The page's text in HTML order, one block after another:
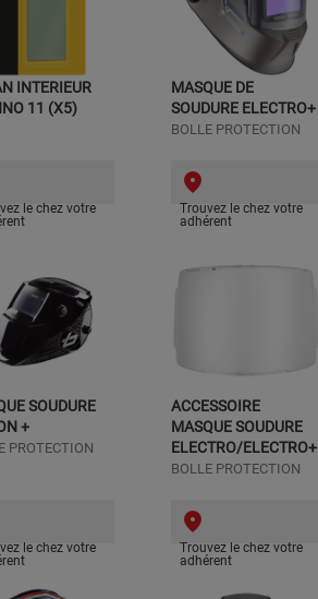
INTERIEUR
11 (X5)
le chez votre
MASQUE DE
SOUDURE ELECTRO+
BOLLE PROTECTION
Trouvez le chez votre
adhérent
SOUDURE
+
PROTECTION
le chez votre
ACCESSOIRE
MASQUE SOUDURE
ELECTRO/ELECTRO+
BOLLE PROTECTION
Trouvez le chez votre
adhérent